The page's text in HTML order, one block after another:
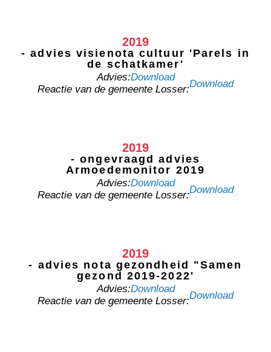
2019
- advies visienota cultuur 'Parels in
de schatkamer'
Advies:Download
Reactie van de gemeente Losser:Download
2019
- ongevraagd advies
Armoedemonitor 2019
Advies:Download
Reactie van de gemeente Losser:Download
2019
- advies nota gezondheid "Samen
gezond 2019-2022'
Advies:Download
Reactie van de gemeente Losser:Download